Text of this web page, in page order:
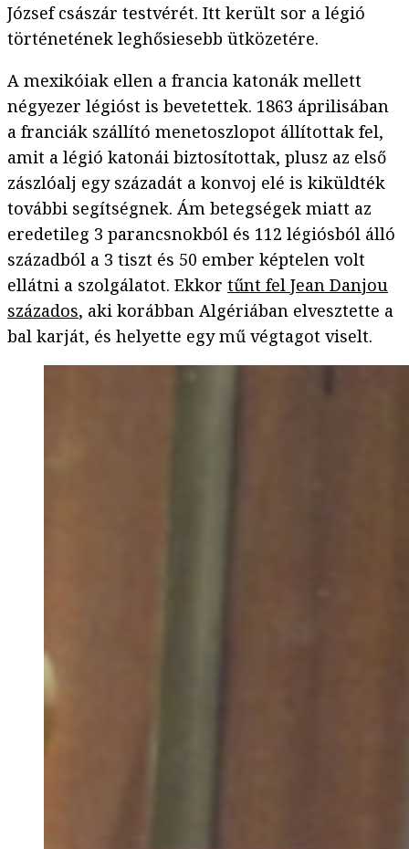
József császár testvérét. Itt került sor a légió
történetének leghősiesebb ütközetére.
A mexikóiak ellen a francia katonák mellett
négyezer légióst is bevetettek. 1863 áprilisában
a franciák szállító menetoszlopot állítottak fel,
amit a légió katonái biztosítottak, plusz az első
zászlóalj egy századát a konvoj elé is kiküldték
további segítségnek. Ám betegségek miatt az
eredetileg 3 parancsnokból és 112 légiósból álló
századból a 3 tiszt és 50 ember képtelen volt
ellátni a szolgálatot. Ekkor tűnt fel Jean Danjou
százados, aki korábban Algériában elvesztette a
bal karját, és helyette egy mű végtagot viselt.